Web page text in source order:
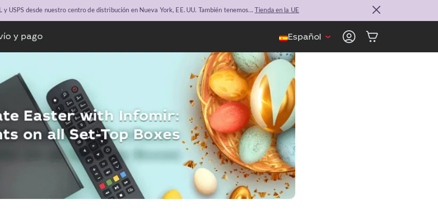
USPS desde nuestro centro de distribución en Nueva York, EE. UU. También tenemos... Tienda en la UE
y pago Español